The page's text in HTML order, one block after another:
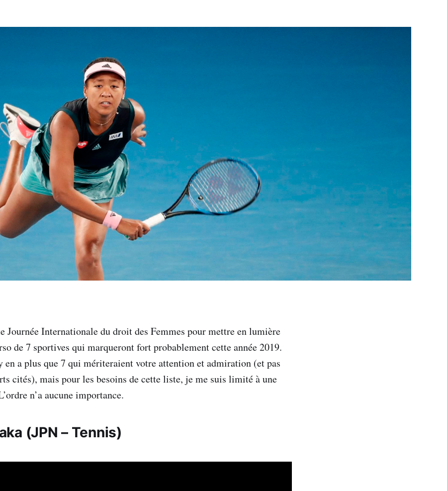
Journée Internationale du droit des Femmes pour mettre en lumière
de 7 sportives qui marqueront fort probablement cette année 2019.
en a plus que 7 qui mériteraient votre attention et admiration (et pas
cités), mais pour les besoins de cette liste, je me suis limité à une
n’a aucune importance.
(JPN – Tennis)